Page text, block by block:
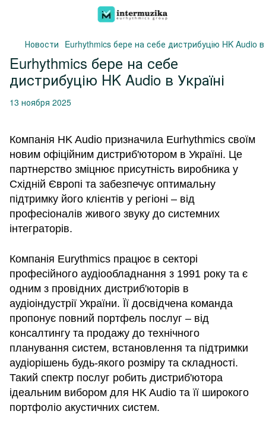
Новости Eurhythmics бере на себе дистрибуцію HK Audio в
Eurhythmics бере на себе
дистрибуцію HK Audio в Україні
13 ноября 2025
Компанія HK Audio призначила Eurhythmics своїм
новим офіційним дистриб'ютором в Україні. Це
партнерство зміцнює присутність виробника у
Східній Європі та забезпечує оптимальну
підтримку його клієнтів у регіоні – від
професіоналів живого звуку до системних
інтеграторів.
Компанія Eurythmics працює в секторі
професійного аудіообладнання з 1991 року та є
одним з провідних дистриб'юторів в
аудіоіндустрії України. Її досвідчена команда
пропонує повний портфель послуг – від
консалтингу та продажу до технічного
планування систем, встановлення та підтримки
аудіорішень будь-якого розміру та складності.
Такий спектр послуг робить дистриб'ютора
ідеальним вибором для HK Audio та її широкого
портфоліо акустичних систем.